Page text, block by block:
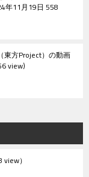
年11月19日 558
東方Project）の動画
view
view）